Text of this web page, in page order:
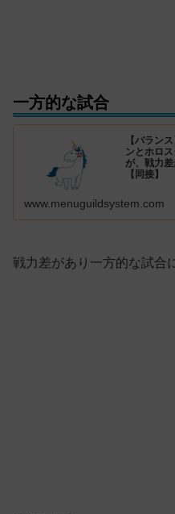
一方的な試合
【バラン
ンとホロ
が、戦力
【同接】
www.menuguildsystem.com
戦力差があり一方的な試合